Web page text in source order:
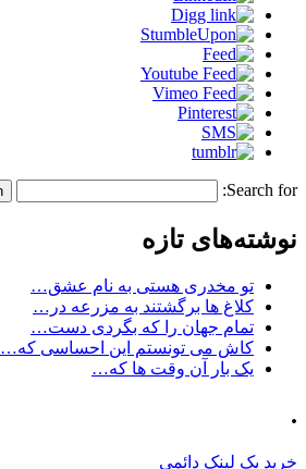
Search for:
نوشته‌های تازه
تو مخدری هستی به نام عشق…
کلاغ ها برگشتند به مزرعه در…
تمام جهان را که بگردی دست…
کاش می تونستم این احساسی که…
یک بار آن وقت ها که…
.
خرید بک لینک دائمی